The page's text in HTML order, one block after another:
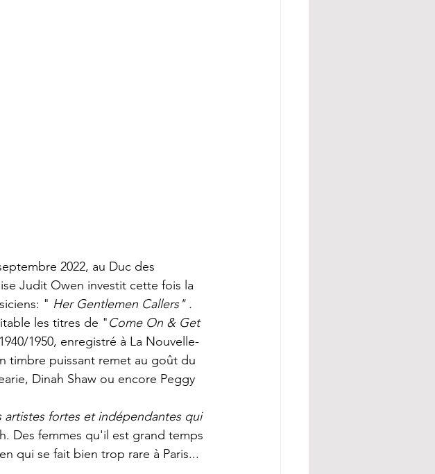
2022, au Duc des
Judit Owen investit cette fois la
" Her Gentlemen Callers" .
les titres de "Come On & Get
1950, enregistré à La Nouvelle-
timbre puissant remet au goût du
Dinah Shaw ou encore Peggy
fortes et indépendantes qui
Des femmes qu'il est grand temps
qui se fait bien trop rare à Paris...